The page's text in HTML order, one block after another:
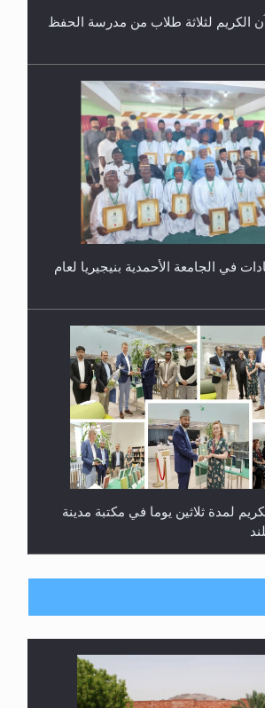
الكريم لثلاثة طلاب من مدرسة الحفظ
في الجامعة الأحمدية بنيجيريا لعام
لمدة ثلاثين يوما في مكتبة مدينة